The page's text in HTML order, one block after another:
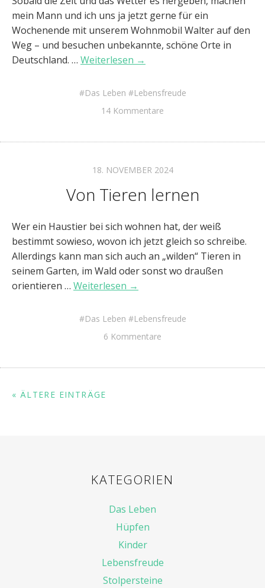
mein Mann und ich uns ja jetzt gerne für ein
Wochenende mit unserem Wohnmobil Walter auf den
Weg – und besuchen unbekannte, schöne Orte in
Deutschland. … Weiterlesen →
Das Leben
Lebensfreude
14 Kommentare
18. NOVEMBER 2024
Von Tieren lernen
Wer ein Haustier bei sich wohnen hat, der weiß
bestimmt sowieso, wovon ich jetzt gleich so schreibe.
Allerdings kann man sich auch an „wilden“ Tieren in
seinem Garten, im Wald oder sonst wo draußen
orientieren … Weiterlesen →
Das Leben
Lebensfreude
6 Kommentare
« ÄLTERE EINTRÄGE
KATEGORIEN
Das Leben
Hüpfen
Kinder
Lebensfreude
Stolpersteine